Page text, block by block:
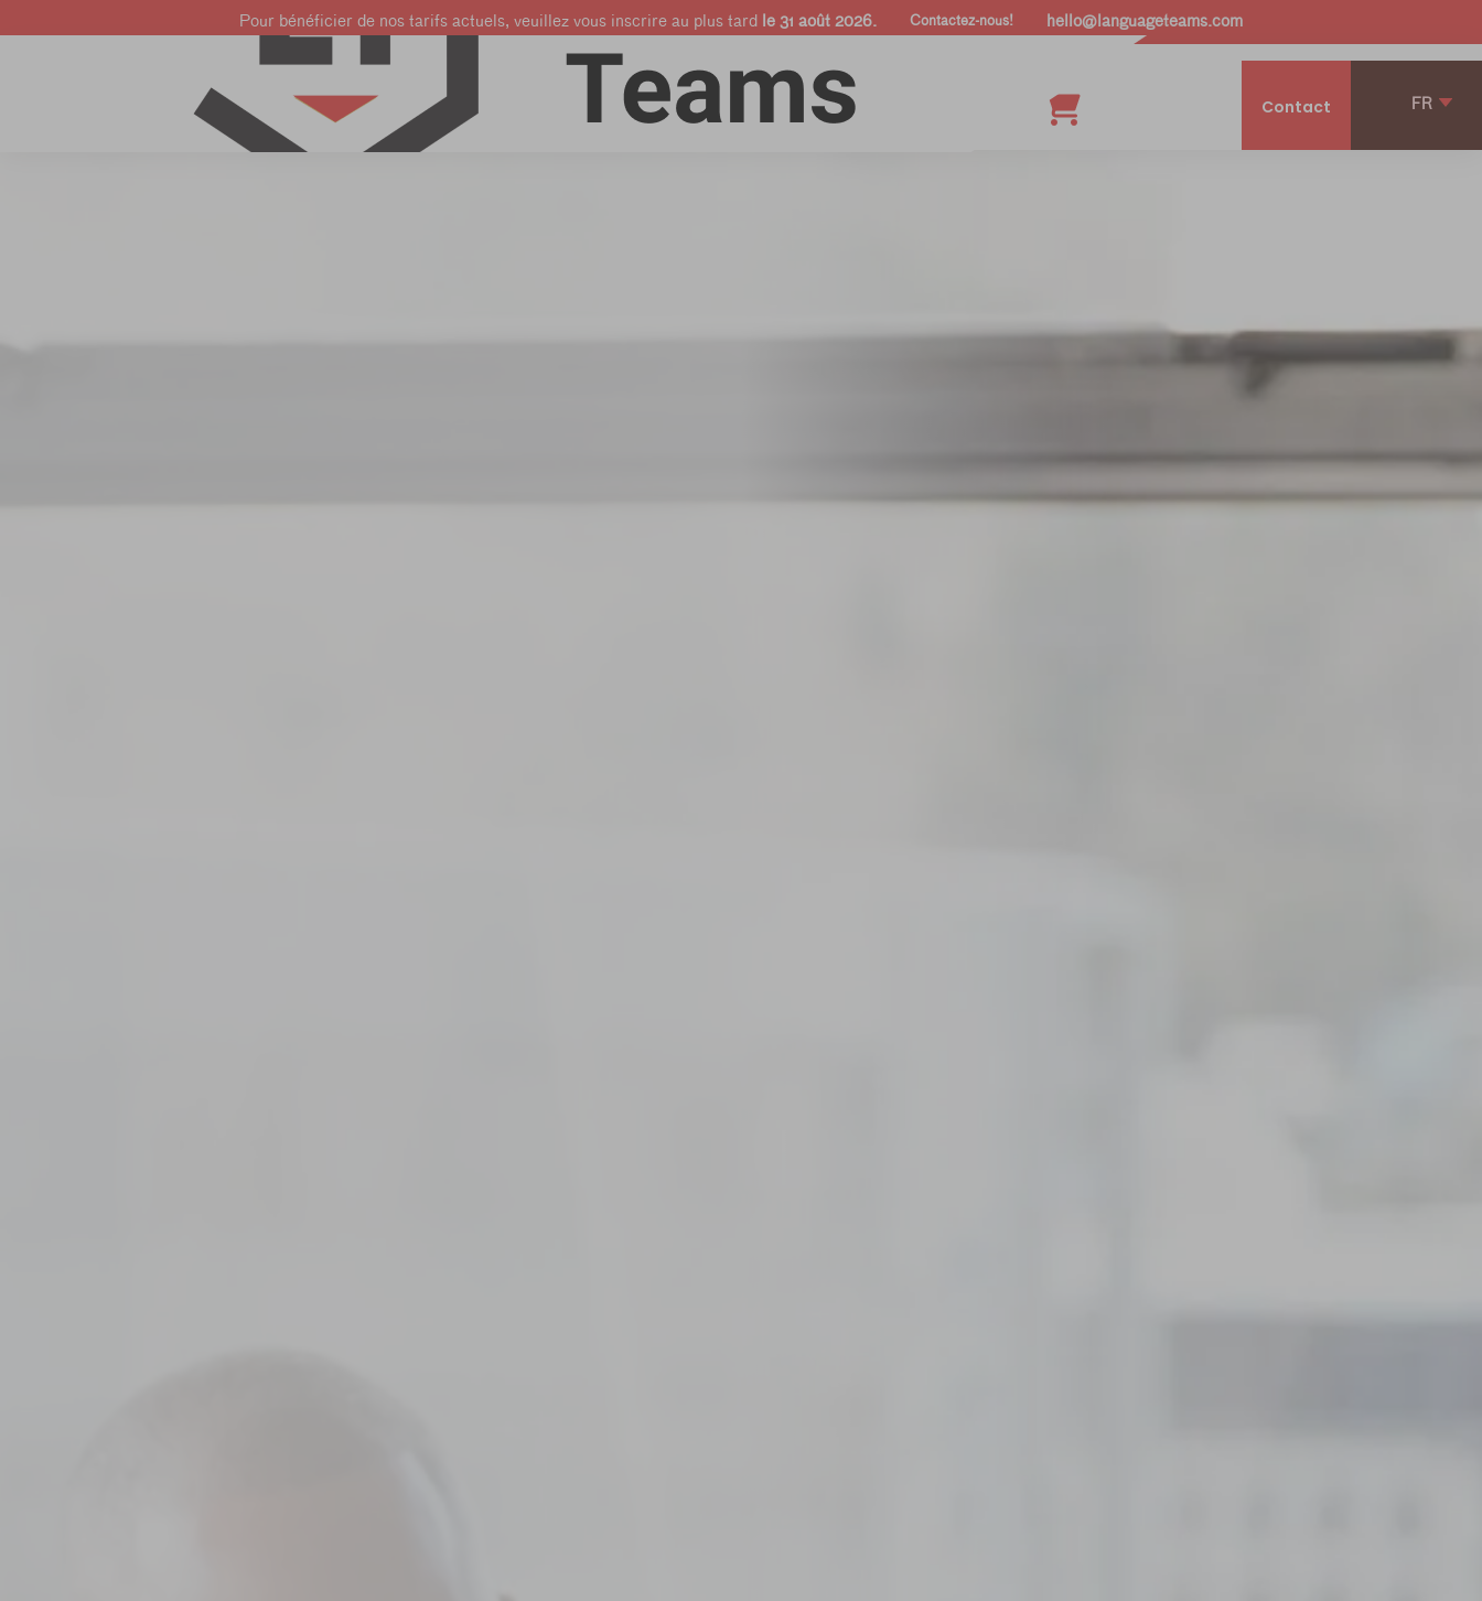
Pour bénéficier de nos tarifs actuels, veuillez vous inscrire au plus tard le 31 août 2026. Contactez-nous! hello@languageteams.com
Cours
d'anglais
Cours de
néerlandais
Entreprises &
Pros
Shop Contact FR